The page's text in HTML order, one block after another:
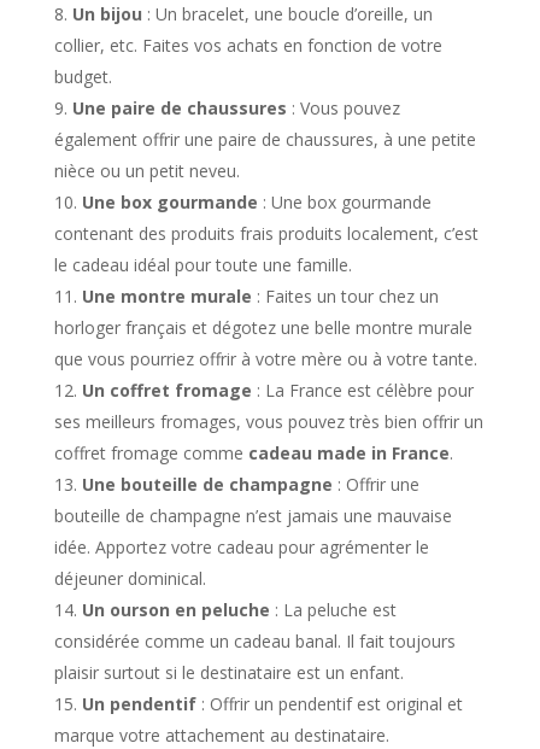
Un bijou : Un bracelet, une boucle d’oreille, un
collier, etc. Faites vos achats en fonction de votre
budget.
Une paire de chaussures : Vous pouvez
également offrir une paire de chaussures, à une petite
nièce ou un petit neveu.
Une box gourmande : Une box gourmande
contenant des produits frais produits localement, c’est
le cadeau idéal pour toute une famille.
Une montre murale : Faites un tour chez un
horloger français et dégotez une belle montre murale
que vous pourriez offrir à votre mère ou à votre tante.
Un coffret fromage : La France est célèbre pour
ses meilleurs fromages, vous pouvez très bien offrir un
coffret fromage comme cadeau made in France.
Une bouteille de champagne : Offrir une
bouteille de champagne n’est jamais une mauvaise
idée. Apportez votre cadeau pour agrémenter le
déjeuner dominical.
Un ourson en peluche : La peluche est
considérée comme un cadeau banal. Il fait toujours
plaisir surtout si le destinataire est un enfant.
Un pendentif: Offrir un pendentif est original et
marque votre attachement au destinataire.